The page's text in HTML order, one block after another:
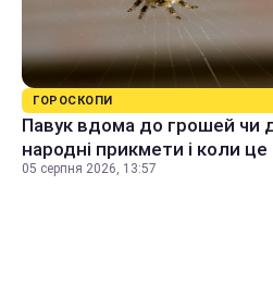
ГОРОСКОПИ
Павук вдома до грошей чи
народні прикмети і коли
05 серпня 2026, 13:57